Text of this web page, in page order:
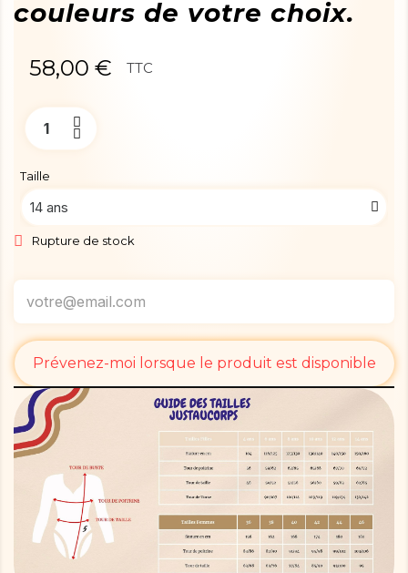
couleurs de votre choix.
58,00 € TTC
Taille
Rupture de stock
Prévenez-moi lorsque le produit est disponible